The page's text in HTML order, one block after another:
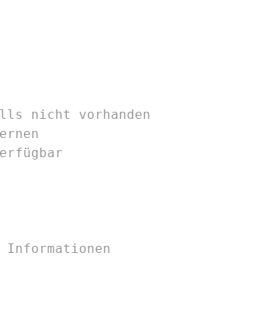
nicht vorhanden